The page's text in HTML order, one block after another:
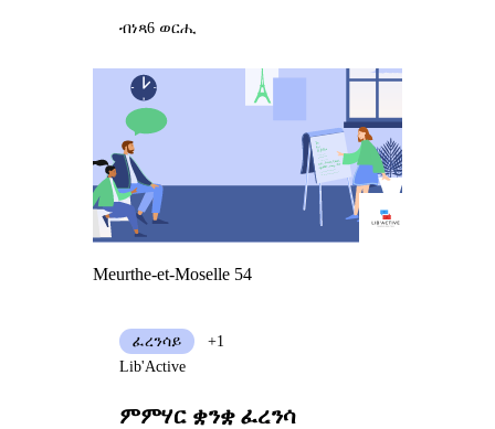
ብነጻ6 ወርሒ
Meurthe-et-Moselle 54
ምምሃር ቋንቋ ፈረንሳ
ፈረንሳይ
+1
Lib'Active